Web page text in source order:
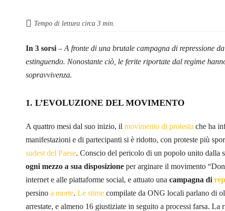
Tempo di lettura circa 3 min.
In 3 sorsi – A fronte di una brutale campagna di repressione
estinguendo. Nonostante ciò, le ferite riportate dal regime
sopravvivenza.
1. L’EVOLUZIONE DEL MOVIMENTO
A quattro mesi dal suo inizio, il movimento di protesta che ha
manifestazioni e di partecipanti si è ridotto, con proteste più
sudest del Paese. Conscio del pericolo di un popolo unito dalla
ogni mezzo a sua disposizione per arginare il movimento
internet e alle piattaforme social, e attuato una campagna di
persino a morte. Le stime compilate da ONG locali parlano di
arrestate, e almeno 16 giustiziate in seguito a processi farsa.